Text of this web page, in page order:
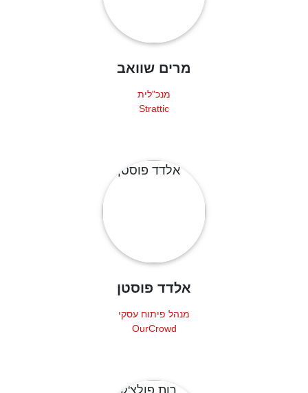
מרים שוואב
מנכ"לית
Strattic
אלדד פוסטן
מנהל פיתוח עסקי
OurCrowd